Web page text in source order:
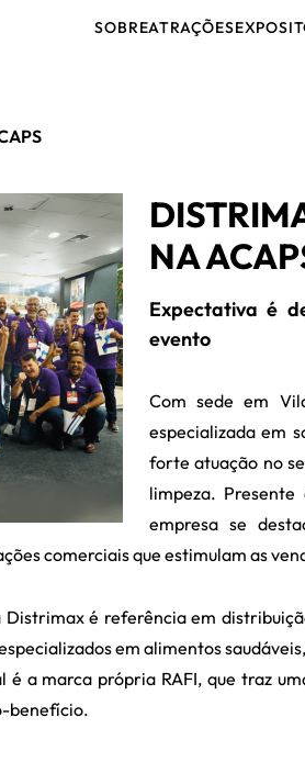
SOBREATRAÇÕES
NA
Expectativa é
evento
Com sede em
especializada em
forte atuação no
limpeza.
empresa se
comerciais que estimulam as
Distrimax é referência em
em alimentos
a marca própria RAFI, que traz
benefício.